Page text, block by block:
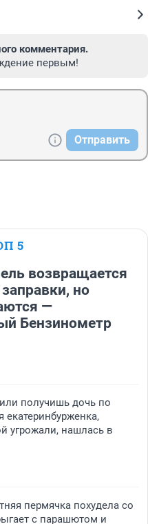
комментария.
первым!
Отправить
5
возвращается
но
—
Бензинометр
получишь дочь по
екатеринбурженка,
угрожали, нашлась в
пермячка похудела со
с парашютом и